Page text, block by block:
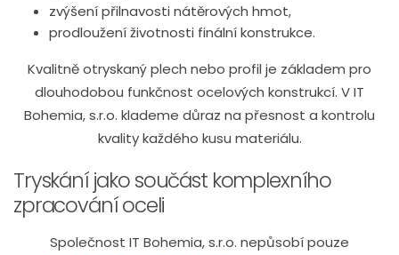
zvýšení přilnavosti nátěrových hmot,
prodloužení životnosti finální konstrukce.
Kvalitně otryskaný plech nebo profil je základem pro
dlouhodobou funkčnost ocelových konstrukcí. V IT
Bohemia, s.r.o. klademe důraz na přesnost a kontrolu
kvality každého kusu materiálu.
Tryskání jako součást komplexního
zpracování oceli
Společnost IT Bohemia, s.r.o. nepůsobí pouze